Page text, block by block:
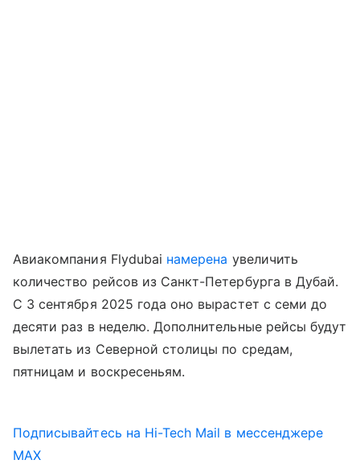
Авиакомпания Flydubai намерена увеличить
количество рейсов из Санкт-Петербурга в Дубай.
С 3 сентября 2025 года оно вырастет с семи до
десяти раз в неделю. Дополнительные рейсы будут
вылетать из Северной столицы по средам,
пятницам и воскресеньям.
Подписывайтесь на Hi-Tech Mail в мессенджере
MAX